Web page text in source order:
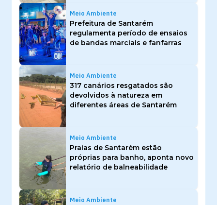
Meio Ambiente
Prefeitura de Santarém
regulamenta período de ensaios
de bandas marciais e fanfarras
Meio Ambiente
317 canários resgatados são
devolvidos à natureza em
diferentes áreas de Santarém
Meio Ambiente
Praias de Santarém estão
próprias para banho, aponta novo
relatório de balneabilidade
Meio Ambiente